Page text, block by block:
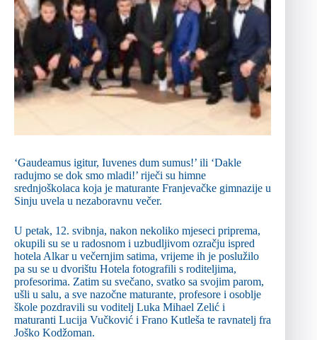
‘Gaudeamus igitur, Iuvenes dum sumus!’ ili ‘Dakle
radujmo se dok smo mladi!’ riječi su himne
srednjoškolaca koja je maturante Franjevačke gimnazije u
Sinju uvela u nezaboravnu večer.
U petak, 12. svibnja, nakon nekoliko mjeseci priprema,
okupili su se u radosnom i uzbudljivom ozračju ispred
hotela Alkar u večernjim satima, vrijeme ih je poslužilo
pa su se u dvorištu Hotela fotografili s roditeljima,
profesorima. Zatim su svečano, svatko sa svojim parom,
ušli u salu, a sve nazočne maturante, profesore i osoblje
škole pozdravili su voditelj Luka Mihael Zelić i
maturanti Lucija Vučković i Frano Kutleša te ravnatelj fra
Joško Kodžoman.